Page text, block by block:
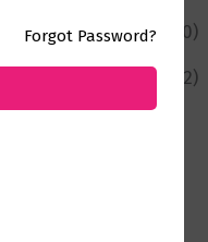
(110)
(12)
Forgot Password?